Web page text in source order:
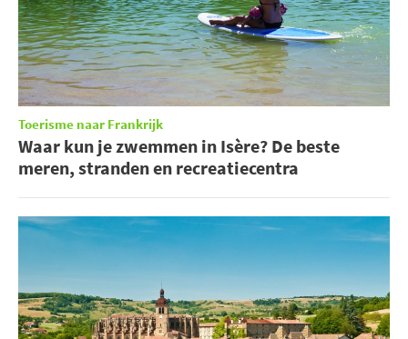
Toerisme naar Frankrijk
Waar kun je zwemmen in Isère? De beste
meren, stranden en recreatiecentra